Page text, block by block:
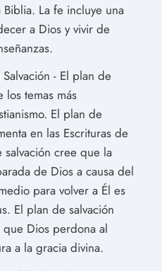
La fe incluye una
a Dios y vivir de
- El plan de
los temas más
El plan de
en las Escrituras de
cree que la
de Dios a causa del
para volver a Él es
El plan de salvación
Dios perdona al
a la gracia divina.